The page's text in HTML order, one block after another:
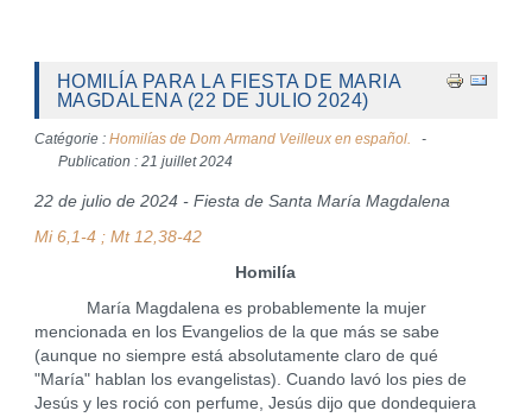
HOMILÍA PARA LA FIESTA DE MARIA
MAGDALENA (22 DE JULIO 2024)
Catégorie : Homilías de Dom Armand Veilleux en español.
Publication : 21 juillet 2024
22 de julio de 2024 - Fiesta de Santa María Magdalena
Mi 6,1-4 ; Mt 12,38-42
Homilía
María Magdalena es probablemente la mujer
mencionada en los Evangelios de la que más se sabe
(aunque no siempre está absolutamente claro de qué
"María" hablan los evangelistas). Cuando lavó los pies de
Jesús y les roció con perfume, Jesús dijo que dondequiera